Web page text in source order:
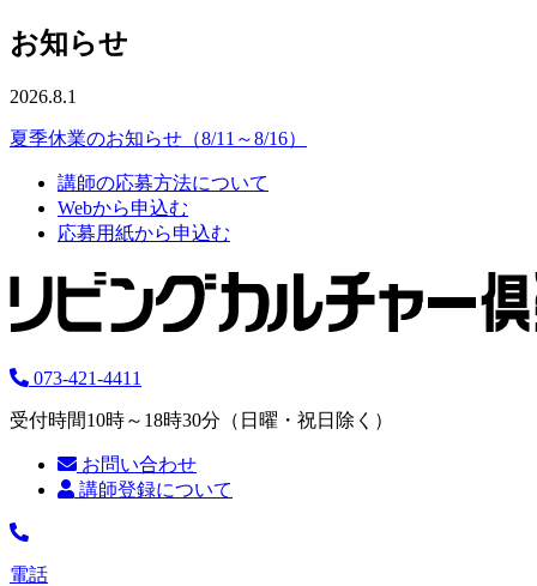
お知らせ
2026.8.1
夏季休業のお知らせ（8/11～8/16）
講師の応募方法について
Webから申込む
応募用紙から申込む
073-421-4411
受付時間10時～18時30分（日曜・祝日除く）
お問い合わせ
講師登録について
電話